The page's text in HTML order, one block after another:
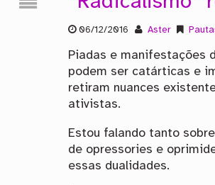
06/12/2016 Aster
Piadas e manifestações
podem ser catárticas e
retiram nuances
ativistas.
Estou falando tanto
de opressories e
essas dualidades.